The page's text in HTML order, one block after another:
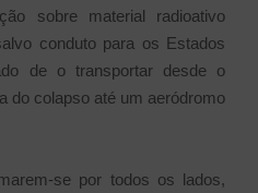
sobre material radioativo
conduto para os Estados
de o transportar desde o
do colapso até um aeródromo
se por todos os lados,